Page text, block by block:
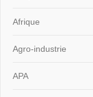
Afrique
Agro-industrie
APA